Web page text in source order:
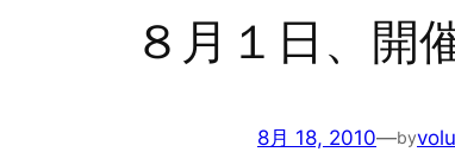
８月１日、開
8月 18, 2010—by